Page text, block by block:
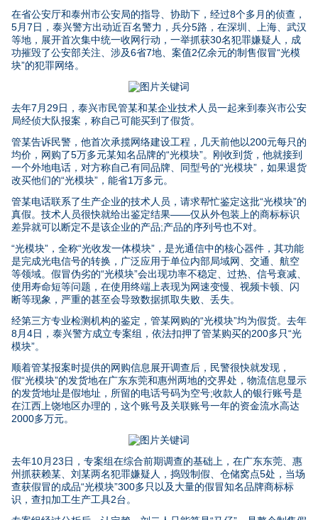
在省公安厅和泰州市公安局的指导、协助下，经过8个多月的侦查，
5月7日，泰兴警方出动近百名警力，兵分5路，在深圳、上海、武汉
等地，展开首次集中统一收网行动，一举抓获30名犯罪嫌疑人，成
功摧毁了公安部关注、涉及6省7地、案值2亿余元的制售假冒“光模
块”的犯罪网络。
去年7月29日，泰兴市民管某和某企业技术人员一起来到泰兴市公安
局经侦大队报案，称自己可能买到了假货。
管某告诉民警，他首次承揽网络建设工程，几天前他以200元每只的
均价，网购了5万多元某知名品牌的“光模块”。刚收到货，他就接到
一个外地电话，对方称自己有同品牌、同型号的“光模块”，如果退货
改买他们的“光模块”，能省1万多元。
管某电话联系了生产企业的技术人员，请求帮忙鉴定这批“光模块”的
真假。技术人员很快就给出鉴定结果——仅从外包装上的商标标识
差异就可以断定不是该企业的产品;产品的序列号也不对。
“光模块”，全称“光收发一体模块”，是光通信中的核心器件，其功能
是完成光电信号的转换，广泛应用于单位内部局域网、交通、航空
等领域。假冒伪劣的“光模块”会出现功率不稳定、过热、信号衰减、
使用寿命短等问题，在使用终端上表现为网速变慢、视频卡顿、闪
断等现象，严重的甚至会导致数据抓取失败、丢失。
经第三方专业检测机构的鉴定，管某网购的“光模块”均为假货。去年
8月4日，泰兴警方成立专案组，依法扣押了管某购买的200多只“光
模块”。
顺着管某报案时提供的网购信息展开调查后，民警很快就发现，
假“光模块”的发货地在广东东莞和惠州两地的交界处，物流信息显示
的发货地址是假地址，所留的电话号码为空号;收款人的银行账号是
在江西上饶地区办理的，这个账号及关联账号一年的资金流水高达
2000多万元。
去年10月23日，专案组在综合前期调查的基础上，在广东东莞、惠
州抓获赖某、刘某两名犯罪嫌疑人，捣毁制假、仓储窝点5处，当场
查获假冒的成品“光模块”300多只以及大量的假冒知名品牌商标标
识，查扣加工生产工具2台。